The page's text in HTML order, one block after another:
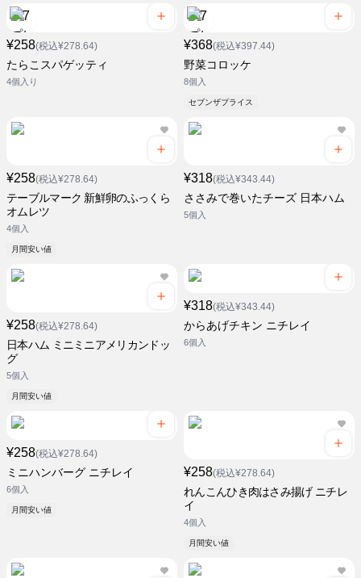
¥258(税込¥278.64)
たらこスパゲッティ
4個入り
¥368(税込¥397.44)
野菜コロッケ
8個入
セブンザプライス
¥258(税込¥278.64)
テーブルマーク 新鮮卵のふっくら
オムレツ
4個入
月間安い値
¥318(税込¥343.44)
ささみで巻いたチーズ 日本ハム
5個入
¥258(税込¥278.64)
日本ハム ミニミニアメリカンドッ
グ
5個入
月間安い値
¥318(税込¥343.44)
からあげチキン ニチレイ
6個入
¥258(税込¥278.64)
ミニハンバーグ ニチレイ
6個入
月間安い値
¥258(税込¥278.64)
れんこんひき肉はさみ揚げ ニチレ
イ
4個入
月間安い値